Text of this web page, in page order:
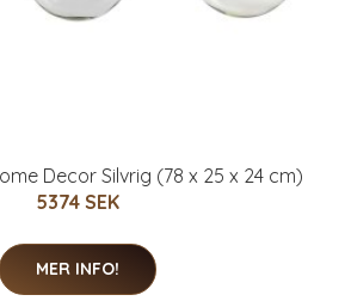
Decor Silvrig (78 x 25 x 24 cm)
5374 SEK
MER INFO!